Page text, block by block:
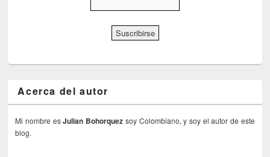
Acerca del autor
Mi nombre esJulian Bohorquez soy Colombiano, y soy el autor de este
blog.